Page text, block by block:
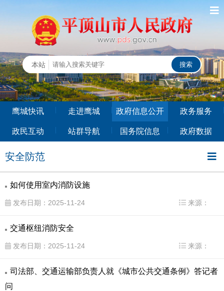
鹰城快讯 走进鹰城 政府信息公开 政务服务
政民互动 站群导航 国务院信息 政府数据
安全防范
如何使用室内消防设施
发布日期：2025-11-24 来源：
交通枢纽消防安全
发布日期：2025-11-24 来源：
司法部、交通运输部负责人就《城市公共交通条例》答记者
问